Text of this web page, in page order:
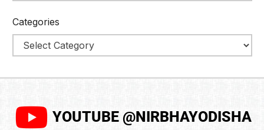
Categories
YOUTUBE @NIRBHAYODISHA